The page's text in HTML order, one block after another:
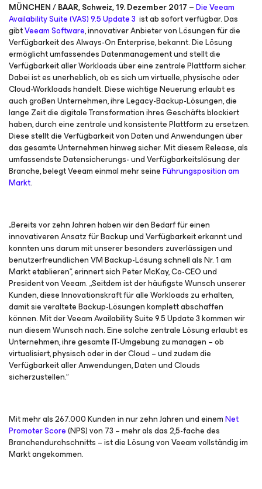
MÜNCHEN / BAAR, Schweiz, 19. Dezember 2017 –Die Veeam
Availability Suite (VAS) 9.5 Update 3 ist ab sofort verfügbar. Das
gibtVeeam Software, innovativer Anbieter von Lösungen für die
Verfügbarkeit des Always-On Enterprise, bekannt. Die Lösung
ermöglicht umfassendes Datenmanagement und stellt die
Verfügbarkeit aller Workloads über eine zentrale Plattform sicher.
Dabei ist es unerheblich, ob es sich um virtuelle, physische oder
Cloud-Workloads handelt. Diese wichtige Neuerung erlaubt es
auch großen Unternehmen, ihre Legacy-Backup-Lösungen, die
lange Zeit die digitale Transformation ihres Geschäfts blockiert
haben, durch eine zentrale und konsistente Plattform zu ersetzen.
Diese stellt die Verfügbarkeit von Daten und Anwendungen über
das gesamte Unternehmen hinweg sicher. Mit diesem Release, als
umfassendste Datensicherungs- und Verfügbarkeitslösung der
Branche, belegt Veeam einmal mehr seineFührungsposition am
Markt.
„Bereits vor zehn Jahren haben wir den Bedarf für einen
innovativeren Ansatz für Backup und Verfügbarkeit erkannt und
konnten uns darum mit unserer besonders zuverlässigen und
benutzerfreundlichen VM Backup-Lösung schnell als Nr. 1 am
Markt etablieren“, erinnert sich Peter McKay, Co-CEO und
President von Veeam. „Seitdem ist der häufigste Wunsch unserer
Kunden, diese Innovationskraft für alle Workloads zu erhalten,
damit sie veraltete Backup-Lösungen komplett abschaffen
können. Mit der Veeam Availability Suite 9.5 Update 3 kommen wir
nun diesem Wunsch nach. Eine solche zentrale Lösung erlaubt es
Unternehmen, ihre gesamte IT-Umgebung zu managen – ob
virtualisiert, physisch oder in der Cloud – und zudem die
Verfügbarkeit aller Anwendungen, Daten und Clouds
sicherzustellen.“
Mit mehr als 267.000 Kunden in nur zehn Jahren und einemNet
Promoter Score(NPS) von 73 – mehr als das 2,5-fache des
Branchendurchschnitts – ist die Lösung von Veeam vollständig im
Markt angekommen.